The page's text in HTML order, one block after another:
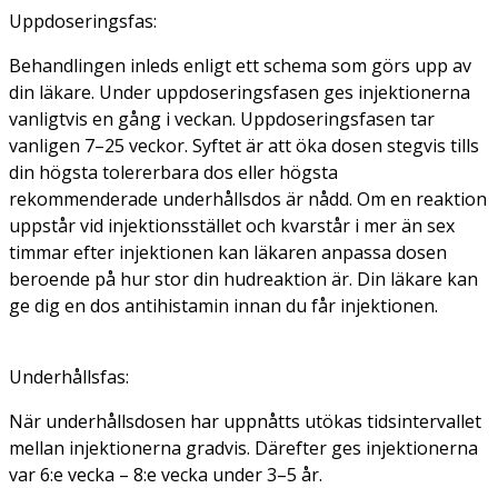
Uppdoseringsfas:
Behandlingen inleds enligt ett schema som görs upp av
din läkare. Under uppdoseringsfasen ges injektionerna
vanligtvis en gång i veckan. Uppdoseringsfasen tar
vanligen 7–25 veckor. Syftet är att öka dosen stegvis tills
din högsta tolererbara dos eller högsta
rekommenderade underhållsdos är nådd. Om en reaktion
uppstår vid injektionsstället och kvarstår i mer än sex
timmar efter injektionen kan läkaren anpassa dosen
beroende på hur stor din hudreaktion är. Din läkare kan
ge dig en dos antihistamin innan du får injektionen.
Underhållsfas:
När underhållsdosen har uppnåtts utökas tidsintervallet
mellan injektionerna gradvis. Därefter ges injektionerna
var 6:e vecka – 8:e vecka under 3–5 år.